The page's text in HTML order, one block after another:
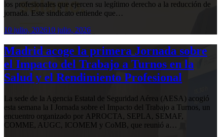
los profesionales que ejercen su legítimo derecho a la reducción de
jornada. Este sindicato entiende que…
10 julio, 202610 julio, 2026
Madrid acoge la primera Jornada sobre
el Impacto del Trabajo a Turnos en la
Salud y el Rendimiento Profesional
La sede de la Agencia Estatal de Seguridad Aérea (AESA) acogió
esta semana la I Jornada sobre el Impacto del Trabajo a Turnos, un
encuentro organizado por APROCTA, SEPLA, SEMAF,
COMME, AUGC, ICOMEM y CoMB, que reunió a…